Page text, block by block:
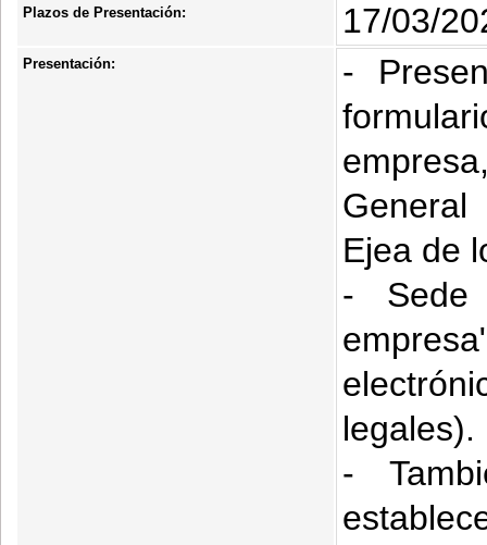
Plazos de Presentación: 17/03/
Presentación:
-
Ejea de
- Sede
legales).
-